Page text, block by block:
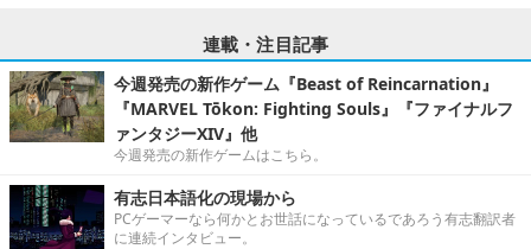
連載・注目記事
今週発売の新作ゲーム『Beast of Reincarnation』
『MARVEL Tōkon: Fighting Souls』『ファイナルフ
ァンタジーXIV』他
今週発売の新作ゲームはこちら。
有志日本語化の現場から
PCゲーマーなら何かとお世話になっているであろう有志翻訳者
に連続インタビュー。